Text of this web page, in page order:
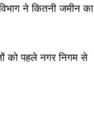
ने कितनी जमीन का
को पहले नगर निगम से